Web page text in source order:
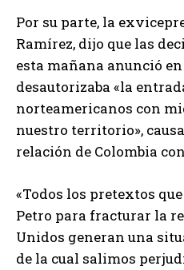
Por su parte, la
Ramírez, dijo que las
esta mañana anunció
desautorizaba «la
norteamericanos con
nuestro territorio»,
relación de Colombia
«Todos los pretextos
Petro para fracturar la
Unidos generan una
de la cual salimos